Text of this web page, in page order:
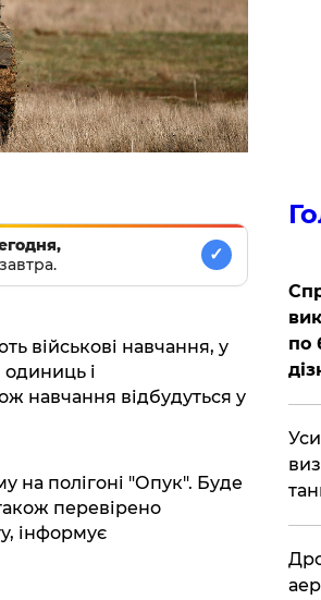
✓
військові навчання, у
одиниць і
навчання відбудуться у
на полігоні "Опук". Буде
перевірено
інформує
по